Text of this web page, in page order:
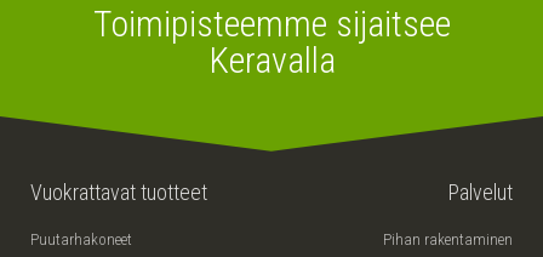
Toimipisteemme sijaitsee
Keravalla
Vuokrattavat tuotteet
Puutarhakoneet
Palvelut
Pihan rakentaminen